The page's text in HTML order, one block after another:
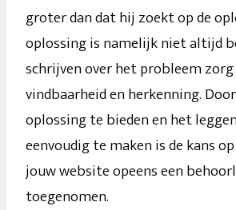
groter dan dat hij zoekt op de
oplossing is namelijk niet altijd
schrijven over het probleem
vindbaarheid en herkenning.
oplossing te bieden en het
eenvoudig te maken is de kans
jouw website opeens een
toegenomen.